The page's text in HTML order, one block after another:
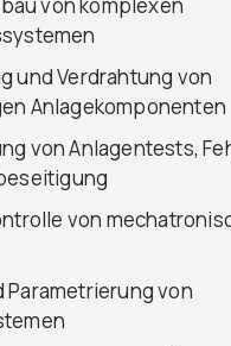
und Verdrahtung von
Anlagekomponenten
von Anlagentests,
von
Parametrierung von